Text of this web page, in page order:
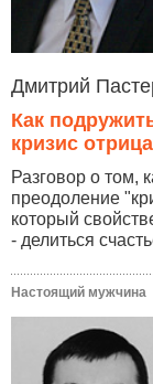
Дмитрий
Как
кризис
Разговор о том,
преодоление
который
- делиться
Настоящий мужчина